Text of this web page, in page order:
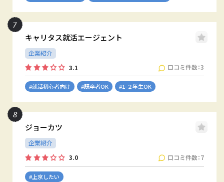
キャリタス就活エージェント
企業紹介
3.1
口コミ件数：3
#就活初心者向け #既卒者OK #1-２年生OK
ジョーカツ
企業紹介
3.0
口コミ件数：7
#上京したい